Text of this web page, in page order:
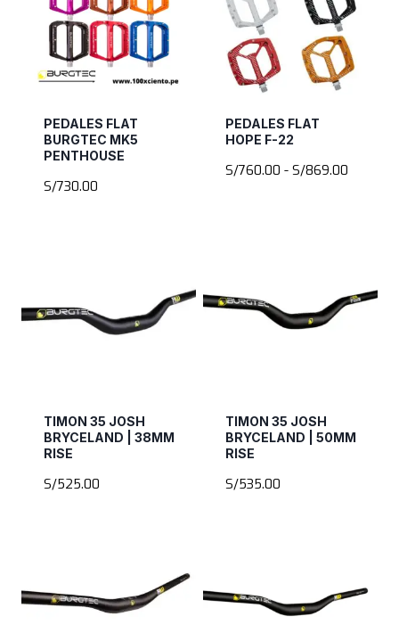
PEDALES FLAT
BURGTEC MK5
PENTHOUSE
S/730.00
PEDALES FLAT
HOPE F-22
S/760.00 - S/869.00Rango
S/
TIMON 35 JOSH
BRYCELAND | 38MM
RISE
S/525.00
TIMON 35 JOSH
BRYCELAND | 50MM
RISE
S/535.00